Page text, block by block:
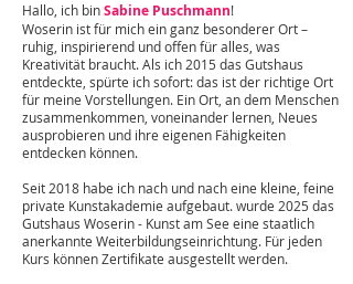
Hallo, ich binSabine Puschmann!
Woserin ist für mich ein ganz besonderer Ort –
ruhig, inspirierend und offen für alles, was
Kreativität braucht. Als ich 2015 das Gutshaus
entdeckte, spürte ich sofort: das ist der richtige Ort
für meine Vorstellungen. Ein Ort, an dem Menschen
zusammenkommen, voneinander lernen, Neues
ausprobieren und ihre eigenen Fähigkeiten
entdecken können.
Seit 2018 habe ich nach und nach eine kleine, feine
private Kunstakademie aufgebaut. wurde 2025 das
Gutshaus Woserin - Kunst am See eine staatlich
anerkannte Weiterbildungseinrichtung. Für jeden
Kurs können Zertifikate ausgestellt werden.